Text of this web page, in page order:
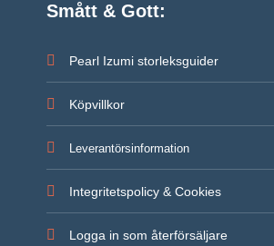
Smått & Gott:
Pearl Izumi storleksguider
Köpvillkor
Leverantörsinformation
Integritetspolicy & Cookies
Logga in som återförsäljare